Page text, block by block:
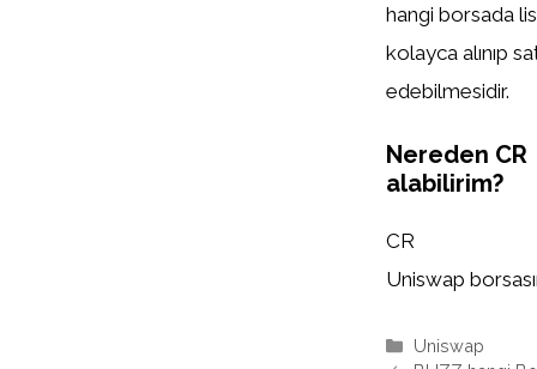
hangi borsada
kolayca alınıp
edebilmesidir.
Nereden CR
alabilirim?
CR
Uniswap
Kategoriler
Uniswap